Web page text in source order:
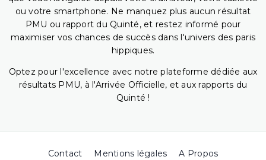
ou votre smartphone. Ne manquez plus aucun résultat
PMU ou rapport du Quinté, et restez informé pour
maximiser vos chances de succès dans l'univers des paris
hippiques.
Optez pour l'excellence avec notre plateforme dédiée aux
résultats PMU, à l'Arrivée Officielle, et aux rapports du
Quinté !
Contact Mentions légales A Propos